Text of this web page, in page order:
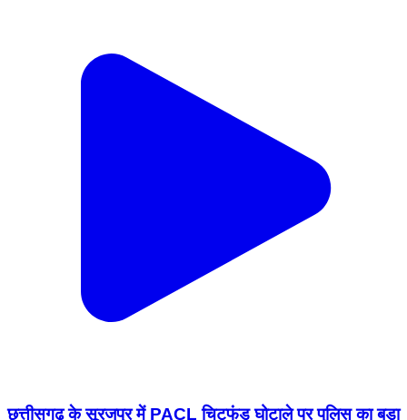
छत्तीसगढ़ के सूरजपुर में PACL चिटफंड घोटाले पर पुलिस का बड़ा